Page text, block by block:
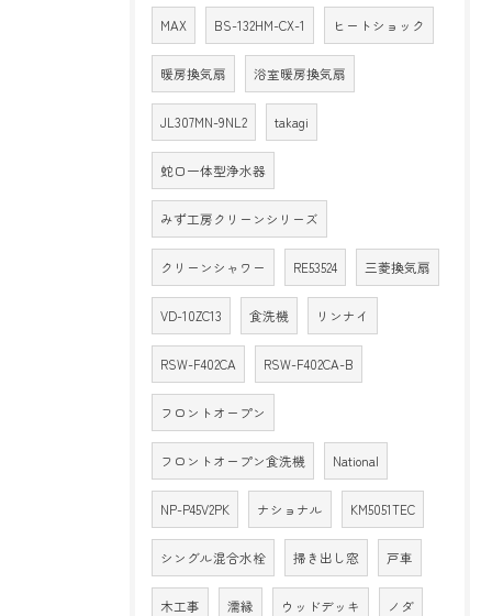
MAX BS-132HM-CX-1 ヒートショック
暖房換気扇 浴室暖房換気扇
JL307MN-9NL2 takagi
蛇口一体型浄水器
みず工房クリーンシリーズ
クリーンシャワー RE53524 三菱換気扇
VD-10ZC13 食洗機 リンナイ
RSW-F402CA RSW-F402CA-B
フロントオープン
フロントオープン食洗機 National
NP-P45V2PK ナショナル KM5051TEC
シングル混合水栓 掃き出し窓 戸車
木工事 濡縁 ウッドデッキ ノダ